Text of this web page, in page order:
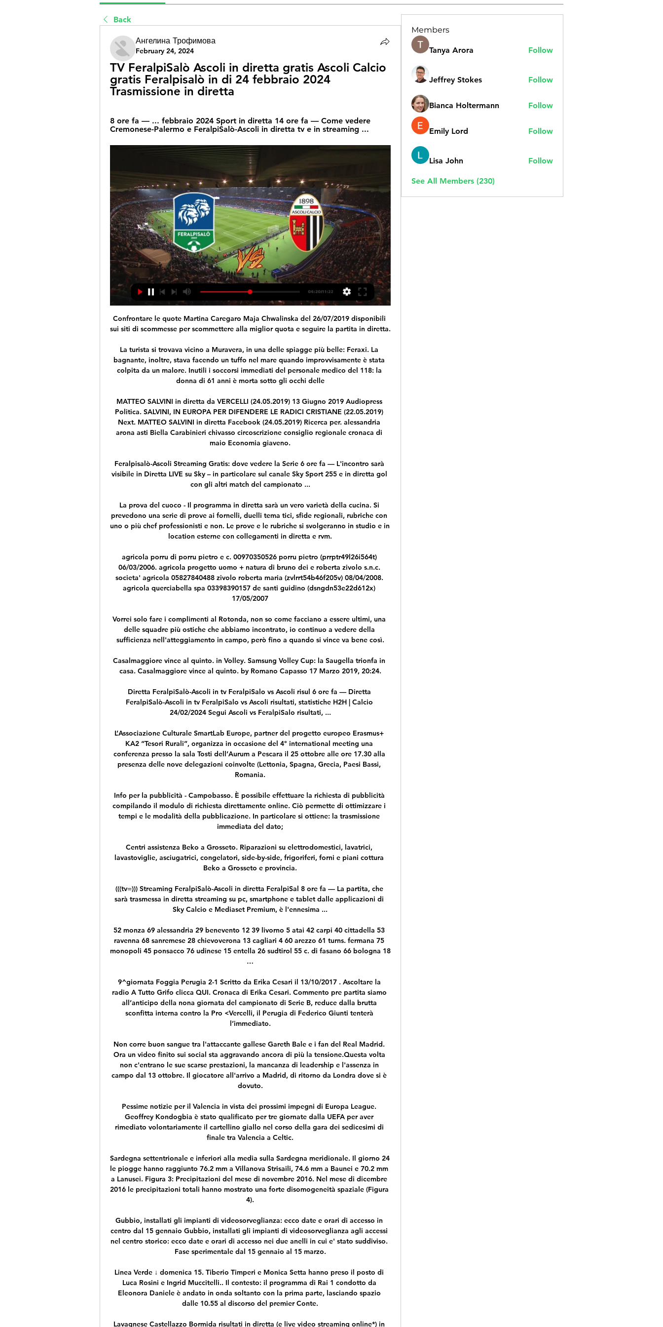
Back
Ангелина Трофимова
February 24, 2024
TV FeralpiSalò Ascoli in diretta gratis Ascoli Calcio
gratis Feralpisalò in di 24 febbraio 2024
Trasmissione in diretta
8 ore fa — ... febbraio 2024 Sport in diretta 14 ore fa — Come vedere
Cremonese-Palermo e FeralpiSalò-Ascoli in diretta tv e in streaming ...
Confrontare le quote Martina Caregaro Maja Chwalinska del 26/07/2019 disponibili sui siti di scommesse per scommettere alla miglior quota e seguire la partita in diretta.

La turista si trovava vicino a Muravera, in una delle spiagge più belle: Feraxi. La bagnante, inoltre, stava facendo un tuffo nel mare quando improvvisamente è stata colpita da un malore. Inutili i soccorsi immediati del personale medico del 118: la donna di 61 anni è morta sotto gli occhi delle

MATTEO SALVINI in diretta da VERCELLI (24.05.2019) 13 Giugno 2019 Audiopress Politica. SALVINI, IN EUROPA PER DIFENDERE LE RADICI CRISTIANE (22.05.2019) Next. MATTEO SALVINI in diretta Facebook (24.05.2019) Ricerca per. alessandria arona asti Biella Carabinieri chivasso circoscrizione consiglio regionale cronaca di maio Economia giaveno.

Feralpisalò-Ascoli Streaming Gratis: dove vedere la Serie 6 ore fa — L'incontro sarà visibile in Diretta LIVE su Sky – in particolare sul canale Sky Sport 255 e in diretta gol con gli altri match del campionato ...

La prova del cuoco - Il programma in diretta sarà un vero varietà della cucina. Si prevedono una serie di prove ai fornelli, duelli tema tici, sfide regionali, rubriche con uno o più chef professionisti e non. Le prove e le rubriche si svolgeranno in studio e in location esterne con collegamenti in diretta e rvm.

agricola porru di porru pietro e c. 00970350526 porru pietro (prrptr49l26i564t) 06/03/2006. agricola progetto uomo + natura di bruno dei e roberta zivolo s.n.c. societa' agricola 05827840488 zivolo roberta maria (zvlrrt54b46f205v) 08/04/2008. agricola querciabella spa 03398390157 de santi guidino (dsngdn53e22d612x) 17/05/2007

Vorrei solo fare i complimenti al Rotonda, non so come facciano a essere ultimi, una delle squadre più ostiche che abbiamo incontrato, io continuo a vedere della sufficienza nell'atteggiamento in campo, però fino a quando si vince va bene così.

Casalmaggiore vince al quinto. in Volley. Samsung Volley Cup: la Saugella trionfa in casa. Casalmaggiore vince al quinto. by Romano Capasso 17 Marzo 2019, 20:24.

Diretta FeralpiSalò-Ascoli in tv FeralpiSalo vs Ascoli risul 6 ore fa — Diretta FeralpiSalò-Ascoli in tv FeralpiSalo vs Ascoli risultati, statistiche H2H | Calcio 24/02/2024 Segui Ascoli vs FeralpiSalo risultati, ...

L’Associazione Culturale SmartLab Europe, partner del progetto europeo Erasmus+ KA2 “Tesori Rurali”, organizza in occasione del 4° international meeting una conferenza presso la sala Tosti dell’Aurum a Pescara il 25 ottobre alle ore 17.30 alla presenza delle nove delegazioni coinvolte (Lettonia, Spagna, Grecia, Paesi Bassi, Romania.

Info per la pubblicità - Campobasso. È possibile effettuare la richiesta di pubblicità compilando il modulo di richiesta direttamente online. Ciò permette di ottimizzare i tempi e le modalità della pubblicazione. In particolare si ottiene: la trasmissione immediata del dato;

Centri assistenza Beko a Grosseto. Riparazioni su elettrodomestici, lavatrici, lavastoviglie, asciugatrici, congelatori, side-by-side, frigoriferi, forni e piani cottura Beko a Grosseto e provincia.

(((tv=))) Streaming FeralpiSalò-Ascoli in diretta FeralpiSal 8 ore fa — La partita, che sarà trasmessa in diretta streaming su pc, smartphone e tablet dalle applicazioni di Sky Calcio e Mediaset Premium, è l'ennesima ...

52 monza 69 alessandria 29 benevento 12 39 livorno 5 atai 42 carpi 40 cittadella 53 ravenna 68 sanremese 28 chievoverona 13 cagliari 4 60 arezzo 61 turns. fermana 75 monopoli 45 ponsacco 76 udinese 15 entella 26 sudtirol 55 c. di fasano 66 bologna 18 …

9^giornata Foggia Perugia 2-1 Scritto da Erika Cesari il 13/10/2017 . Ascoltare la radio A Tutto Grifo clicca QUI. Cronaca di Erika Cesari. Commento pre partita siamo all’anticipo della nona giornata del campionato di Serie B, reduce dalla brutta sconfitta interna contro la Pro <Vercelli, il Perugia di Federico Giunti tenterà l’immediato.

Non corre buon sangue tra l'attaccante gallese Gareth Bale e i fan del Real Madrid. Ora un video finito sui social sta aggravando ancora di più la tensione.Questa volta non c'entrano le sue scarse prestazioni, la mancanza di leadership e l'assenza in campo dal 13 ottobre. Il giocatore all'arrivo a Madrid, di ritorno da Londra dove si è dovuto.

Pessime notizie per il Valencia in vista dei prossimi impegni di Europa League. Geoffrey Kondogbia è stato qualificato per tre giornate dalla UEFA per aver rimediato volontariamente il cartellino giallo nel corso della gara dei sedicesimi di finale tra Valencia a Celtic.

Sardegna settentrionale e inferiori alla media sulla Sardegna meridionale. Il giorno 24 le piogge hanno raggiunto 76.2 mm a Villanova Strisaili, 74.6 mm a Baunei e 70.2 mm a Lanusei. Figura 3: Precipitazioni del mese di novembre 2016. Nel mese di dicembre 2016 le precipitazioni totali hanno mostrato una forte disomogeneità spaziale (Figura 4).

Gubbio, installati gli impianti di videosorveglianza: ecco date e orari di accesso in centro dal 15 gennaio Gubbio, installati gli impianti di videosorveglianza agli accessi nel centro storico: ecco date e orari di accesso nei due anelli in cui e' stato suddiviso. Fase sperimentale dal 15 gennaio al 15 marzo.

Linea Verde ↓ domenica 15. Tiberio Timperi e Monica Setta hanno preso il posto di Luca Rosini e Ingrid Muccitelli.. Il contesto: il programma di Rai 1 condotto da Eleonora Daniele è andato in onda soltanto con la prima parte, lasciando spazio dalle 10.55 al discorso del premier Conte.

Lavagnese Castellazzo Bormida risultati in diretta (e live video streaming online*) in tempo reale, inizia il 21.2.2016. alle 13:30 UTC fuso orario allo stadio Stadio Edoardo Riboli, Lavagna, Italy in Serie D, Girone A  …

HIROSHIMA (GIAPPONE)- La Nazionale Maschile esce sconfitta con il punteggio di 3-1 (13-25, 27-25, 28-26, 25-12) dal match odierno disputato contro la Russia. Il rammarico è tanto per come è maturato questo ko. Gli uomini di Blengini avevano infatti iniziato la gara nel migliore dei modi

È stato presentato stamane, nel corso di una conferenza stampa nella sede comunale di Palazzo Fibbioni all'Aquila, il primo dei due rugby test match che impegneranno l'Italdonne prima dell'avvio del Sei Nazioni 2020: la sfida tra Italia e Giappone, in programma il prossimo 16 novembre alle 14:30 allo stadio "Tommaso Fattori" dell'Aquila.

[Gratuito==] Diretta FeralpiSalò-Ascoli Calcio in streaming 8 ore fa — [Gratuito==] Diretta FeralpiSalò-Ascoli Calcio in streaming Palermo vs Ascoli: Risultato in Diretta Streaming Serie B 24 febbraio 2024 Il ...

Elenco dei revisori che hanno valutato gli articoli proposti ad «Athenaeum» nel periodo 2012-2014 Nel biennio compreso tra il maggio 2012 e l'aprile 2014 sono stati sottoposti alla rivista 108 articoli.

Per vedere Milan Spal in live streaming italiano ci sono le emittenti ufficiali Ma perché non collegarsi giovedì 31 ottobre 2019 alle ore 21 con i nuovi modi?. Non ci sono solo gli strumenti sviluppati da Sky, Dazn e dai siti web emittenti per vedere in streaming i match della Serie A, Udinese

Monza corsaro ad Arezzo: decide Mendicino. 17.04.2018 18:33 di Tommaso Maschio Nel recupero della 29^ giornata del Girone A di Serie C il Monza espugna il campo dell'Arezzo con una rete di Mendicino, su cross di D'Errico, dopo 18 minuti di gioco.

La Libertas conferma il successo della sfida di andata sul medesimo campo di Montecchio e guadagna l’accesso alle semifinali di Campionato Sammarinese 2018-19 a spese di un Murata che deve far ammenda per com’è arrivato l’unico gol nel confronto di settimana scorsa e per la …

Feralpisalò - Ascoli in Diretta Streaming Guarda Feralpisalò - Ascoli Live e On Demand su DAZN IT con 2 dispositivi diversi contemporaneamente e connetti fino a 6 dispositivi.

Ascoli Calcio in di | News & Events 8 ore fa — (GUARDA ONLINE>) Streaming FeralpiSalò — Ascoli Calcio in diretta tv Feralpisalò-Ascoli, Serie B: Pronostico, Probabili 24 febbraio 2024 28 ...

Mary Lina è su Facebook. Iscriviti a Facebook per connetterti con Mary Lina e altre persone che potresti conoscere. Grazie a Facebook puoi mantenere i...

Dal 1978 Marcosport vi aspetta a Cesena con un'ampia esposizione di articoli e abbigliamento dei migliori marchi per lo sport e il tempo libero.

Tottenham-Liverpool: quote più interessanti. A confermare i pronostici prepartita c’è la quota in favore del Liverpool per quanto riguarda il trionfo finale. Coppa al Liverpool quotata a 1.50, mentre al Tottenham a 2.40. Ci si aspetta un gran numero di gol, con almeno una rete a testa per le due squadre date a 1.70.

Alessandria - Presso Palazzo Guasco - Salone del Principe in Via dei Guasco, 47. IL SEMINARIO DEL GIORNO 22 OTTOBRE E' RIMANDATO AL GIORNO 11 NOVEMBRE 2019 DALLE ORE …

Camilla Läckberg, Stieg Larsson, Liza Marklund, Paolo Roversi e tanti altri. Vai all'offerta. Il ritorno di una grande autrice. Il nuovo libro di Isabel Allende. Un'indimenticabile storia di amore, resistenza e …

Pronostico e statistiche dell'incontro di calcio Zulte-Waregem - Red Star Waasland di Belgio Jupiler League - Europa League Group del 30/03/2019. Disponibili anche tutti i pronostici della giornata del campionato Belgio Jupiler League - Europa League Group

La rete autofiloviaria urbana di Bologna gestita dalla azienda TPER, nata dalla fusione con FER e ATC nel 2012, che gestisce anche il trasporto extraurbano automobilistico di Bologna e Ferrara, e quelli urbani di Imola e Ferrara e ferroviario anche a livello regionale.

Feralpisalò-Ascoli oggi in tv: data, orario e diretta 6 ore fa — Ecco la data, l'orario, la diretta tv e lo streaming di Feralpisalò-Ascoli, match valevole per la ventiseiesima giornata del campionato ...

Sampdoria-Juventus si gioca alle 15:00 allo stadio Luigi Ferraris di Marassi ed è la più attesa partita di Serie A di oggi pomeriggio. Si potrà vedere in diretta in tv su Sky e Premium, o in diretta streaming tramite diversi servizi (anche gratuiti).

Al termine di una partita condottadal primo al quara
Members
Tanya Arora Follow
Jeffrey Stokes Follow
Bianca Holtermann Follow
Emily Lord Follow
Lisa John Follow
See All Members (230)